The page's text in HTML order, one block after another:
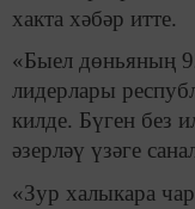
хакта хәбәр итте.
«Быел дөньяның
лидерлары
килде. Бүген без
әзерләү үзәге
«Зур халыкара